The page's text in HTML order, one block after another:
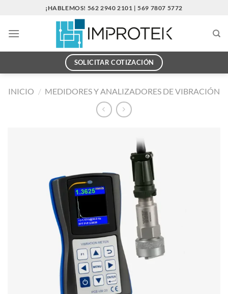
contenido
¡HABLEMOS! 562 2940 2101 | 569 7807 5772
SOLICITAR COTIZACIÓN
INICIO / MEDIDORES Y ANALIZADORES DE VIBRACIÓN